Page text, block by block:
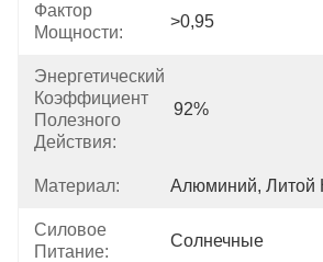
Фактор
Мощности:
>0,95
Энергетический
Коэффициент
Полезного
Действия:
92%
Материал: Алюминий, Литой
Силовое
Питание:
Солнечные